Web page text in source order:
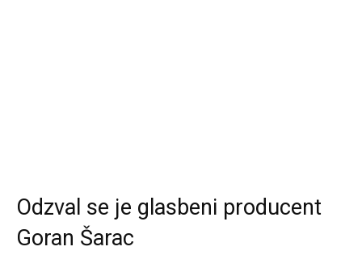
Odzval se je glasbeni producent
Goran Šarac